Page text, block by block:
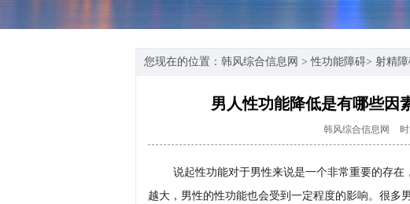
您现在的位置： 韩风综合信息网 >性功能障碍> 射精
男人性功能降低是有哪些因
韩风综合信息网
说起性功能对于男性来说是一个非常重要的存
越大，男性的性功能也会受到一定程度的影响。很多